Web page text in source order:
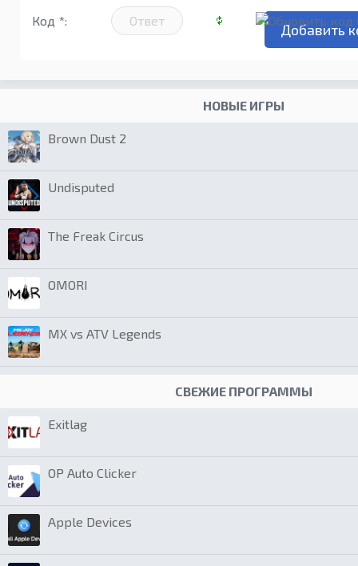
Код *:
НОВЫЕ ИГРЫ
Brown Dust 2
Undisputed
The Freak Circus
OMORI
MX vs ATV Legends
СВЕЖИЕ ПРОГРАММЫ
Exitlag
OP Auto Clicker
Apple Devices